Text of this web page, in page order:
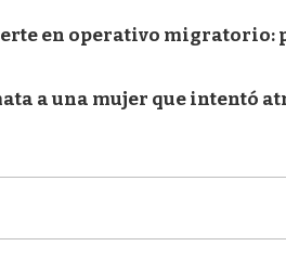
en operativo migratorio:
a una mujer que intentó